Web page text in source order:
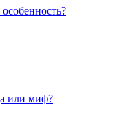
или миф?